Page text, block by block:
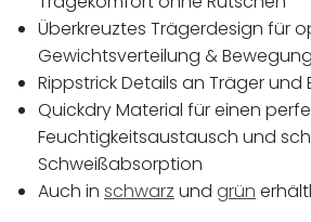
Überkreuztes Trägerdesign für
Gewichtsverteilung &
Rippstrick Details an Träger und
Quickdry Material für einen
Feuchtigkeitsaustausch und
Schweißabsorption
Auch in schwarz und grün